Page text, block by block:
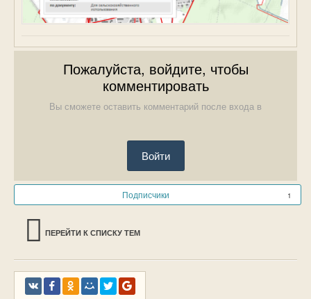
Пожалуйста, войдите, чтобы
комментировать
Вы сможете оставить комментарий после входа в
Войти
Подписчики 1
ПЕРЕЙТИ К СПИСКУ ТЕМ